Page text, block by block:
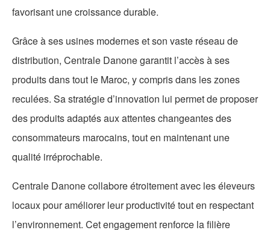
favorisant une croissance durable.
Grâce à ses usines modernes et son vaste réseau de
distribution, Centrale Danone garantit l’accès à ses
produits dans tout le Maroc, y compris dans les zones
reculées. Sa stratégie d’innovation lui permet de proposer
des produits adaptés aux attentes changeantes des
consommateurs marocains, tout en maintenant une
qualité irréprochable.
Centrale Danone collabore étroitement avec les éleveurs
locaux pour améliorer leur productivité tout en respectant
l’environnement. Cet engagement renforce la filière